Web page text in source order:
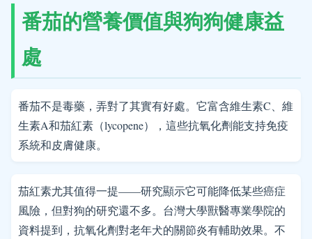
番茄的營養價值與狗狗健康益
處
番茄不是毒藥，弄對了其實有好處。它富含維生素C、維
生素A和茄紅素（lycopene），這些抗氧化劑能支持免疫
系統和皮膚健康。
茄紅素尤其值得一提——研究顯示它可能降低某些癌症
風險，但對狗的研究還不多。台灣大學獸醫專業學院的
資料提到，抗氧化劑對老年犬的關節炎有輔助效果。不